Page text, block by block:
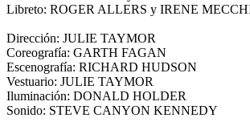
Libreto: ROGER ALLERS y IRENE
Dirección: JULIE TAYMOR
Coreografía: GARTH FAGAN
Escenografía: RICHARD HUDSON
Vestuario: JULIE TAYMOR
Iluminación: DONALD HOLDER
Sonido: STEVE CANYON KENNEDY